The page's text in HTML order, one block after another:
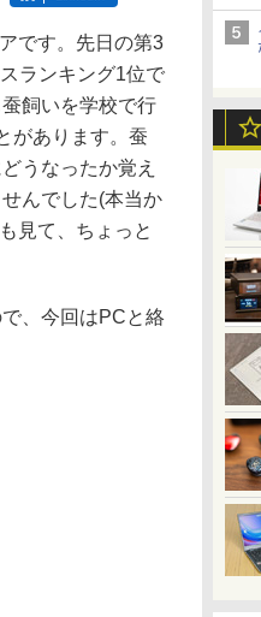
です。先日の第3
ランキング1位で
飼いを学校で行
があります。蚕
うなったか覚え
んでした(本当か
見て、ちょっと
、今回はPCと絡